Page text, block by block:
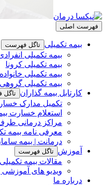
فهرست اصلی
بیمه تکمیلی تاگل فهرست
بیمه تکمیلی
بیمه تکمیلی کرونا
بیمه تکمیلی خانواده
بیمه تکمیلی گروهی
کارتابل بیمه گذاران
تکمیل مدارک
استعلام خسارت
مراکز درمانی
معرفی نامه بیمه
درمانت | بیمه
آموزش تاگل فهرست
مقالات بیمه تکمیلی
ویدیو های آموزشی
درباره ما